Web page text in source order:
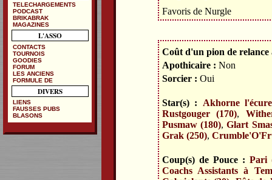
Favoris de Nurgle
Coût d'un pion de relance
Apothicaire : Non
Sorcier : Oui
Star(s) :
Akhorne
Rustgouger (170),
Pusmaw (180),Glart
Grak (250),
Coup(s) de Pouce : Pari
Coachs Assistants à
TELECHARGEMENTS
PODCAST
BRIKABRAK
MAGAZINES
L'ASSO
CONTACTS
TOURNOIS
GOODIES
FORUM
LES ANCIENS
FORMULE DE
DIVERS
LIENS
FAUSSES PUBS
BLASONS